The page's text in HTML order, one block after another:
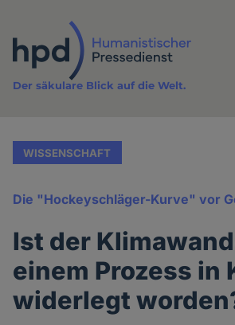
Inhalt
Der säkulare Blick auf die Welt.
WISSENSCHAFT
Die "Hockeyschläger-Kurve" vor
Ist der
einem Prozess in
widerlegt